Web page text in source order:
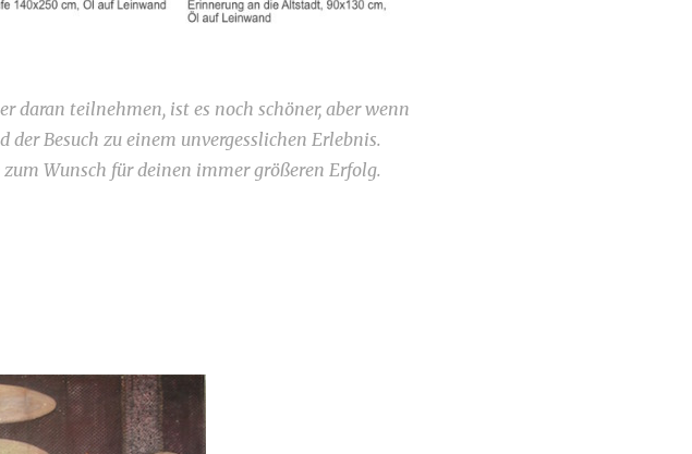
daran teilnehmen, ist es noch schöner, aber wenn
Besuch zu einem unvergesslichen Erlebnis.
Wunsch für deinen immer größeren Erfolg.